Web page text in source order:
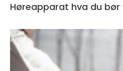
Høreapparat